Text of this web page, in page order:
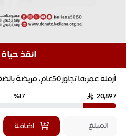
انقذ حياة
أرملة عمرها تجاوز 50عام،
الكلوي، وبحاجة ماسة إلى 3 جلسات غسيل بالأسبوع ل...
20,897
اضافة